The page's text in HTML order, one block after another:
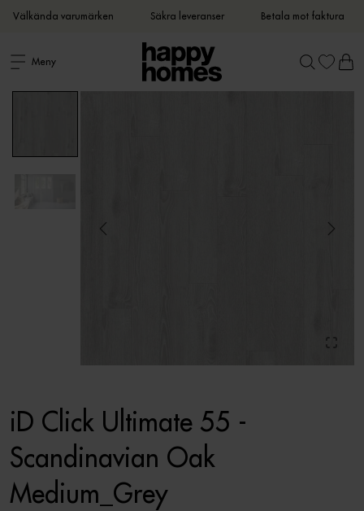
Välkända varumärken Säkra leveranser Betala mot faktura
Meny
iD Click Ultimate 55 -
Scandinavian Oak
Medium_Grey